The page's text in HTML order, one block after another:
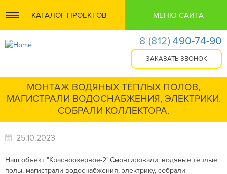
КАТАЛОГ ПРОЕКТОВ МЕНЮ САЙТА
8 (812) 490-74-90
МОНТАЖ ВОДЯНЫХ ТЁПЛЫХ ПОЛОВ,
МАГИСТРАЛИ ВОДОСНАБЖЕНИЯ, ЭЛЕКТРИКИ.
СОБРАЛИ КОЛЛЕКТОРА.
25.10.2023
Наш объект "Красноозерное-2".Смонтировали: водяные тёплые
полы, магистрали водоснабжения, электрику, собрали